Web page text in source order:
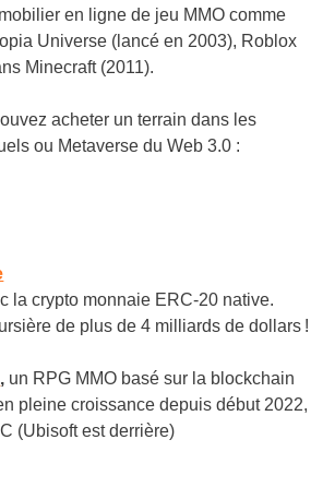
en ligne de jeu MMO comme
Universe (lancé en 2003), Roblox
Minecraft (2011).
acheter un terrain dans les
ou Metaverse du Web 3.0 :
la crypto monnaie ERC-20 native.
de plus de 4 milliards de dollars !
, un RPG MMO basé sur la blockchain
pleine croissance depuis début 2022,
(Ubisoft est derrière)